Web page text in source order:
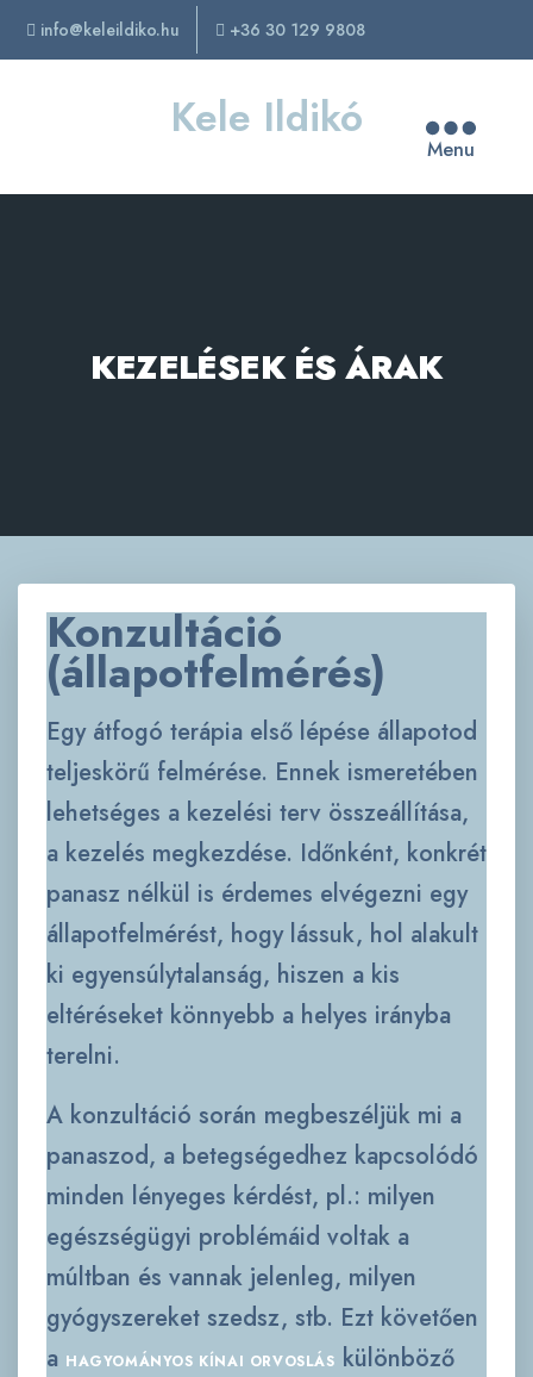
info@keleildiko.hu +36 30 129 9808
Kele Ildikó
Menu
KEZELÉSEK ÉS ÁRAK
Konzultáció
(állapotfelmérés)
Egy átfogó terápia első lépése állapotod
teljeskörű felmérése. Ennek ismeretében
lehetséges a kezelési terv összeállítása,
a kezelés megkezdése. Időnként, konkrét
panasz nélkül is érdemes elvégezni egy
állapotfelmérést, hogy lássuk, hol alakult
ki egyensúlytalanság, hiszen a kis
eltéréseket könnyebb a helyes irányba
terelni.
A konzultáció során megbeszéljük mi a
panaszod, a betegségedhez kapcsolódó
minden lényeges kérdést, pl.: milyen
egészségügyi problémáid voltak a
múltban és vannak jelenleg, milyen
gyógyszereket szedsz, stb. Ezt követően
a HAGYOMÁNYOS KÍNAI ORVOSLÁS különböző